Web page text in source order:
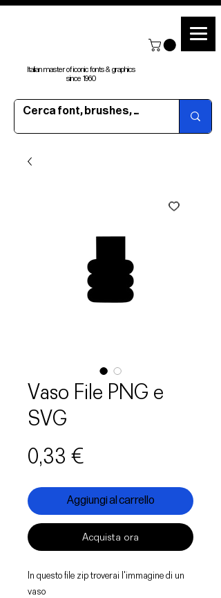
Italian master of iconic fonts & graphics
since 1960
Vaso File PNG e
SVG
0,33 €
Aggiungi al carrello
Acquista ora
In questo file zip troverai l'immagine di un
vaso